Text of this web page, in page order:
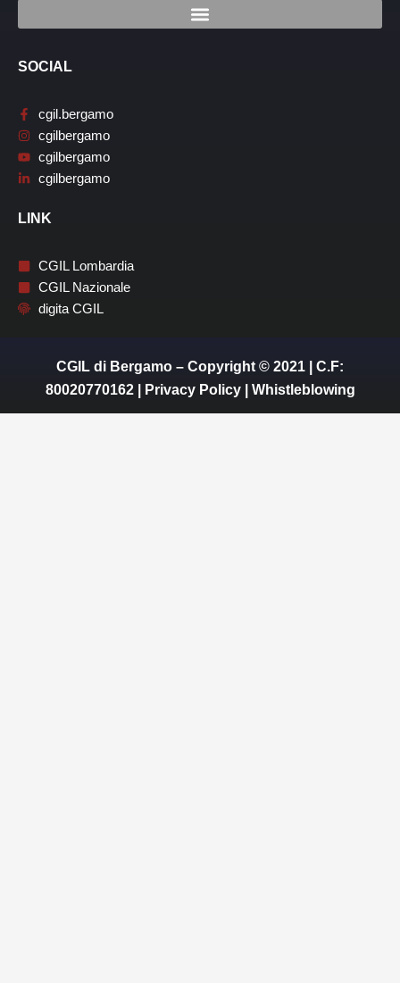
SOCIAL
cgil.bergamo
cgilbergamo
cgilbergamo
cgilbergamo
LINK
CGIL Lombardia
CGIL Nazionale
digita CGIL
CGIL di Bergamo – Copyright © 2021 | C.F:
80020770162 |
Privacy Policy| Whistleblowing